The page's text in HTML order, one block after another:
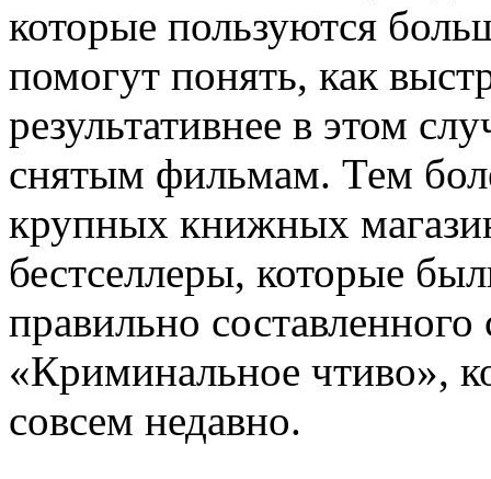
которые пользуются
помогут понять, как
результативнее в этом
снятым фильмам. Тем
крупных книжных
бестселлеры, которые
правильно
«Криминальное чтиво»,
совсем недавно.